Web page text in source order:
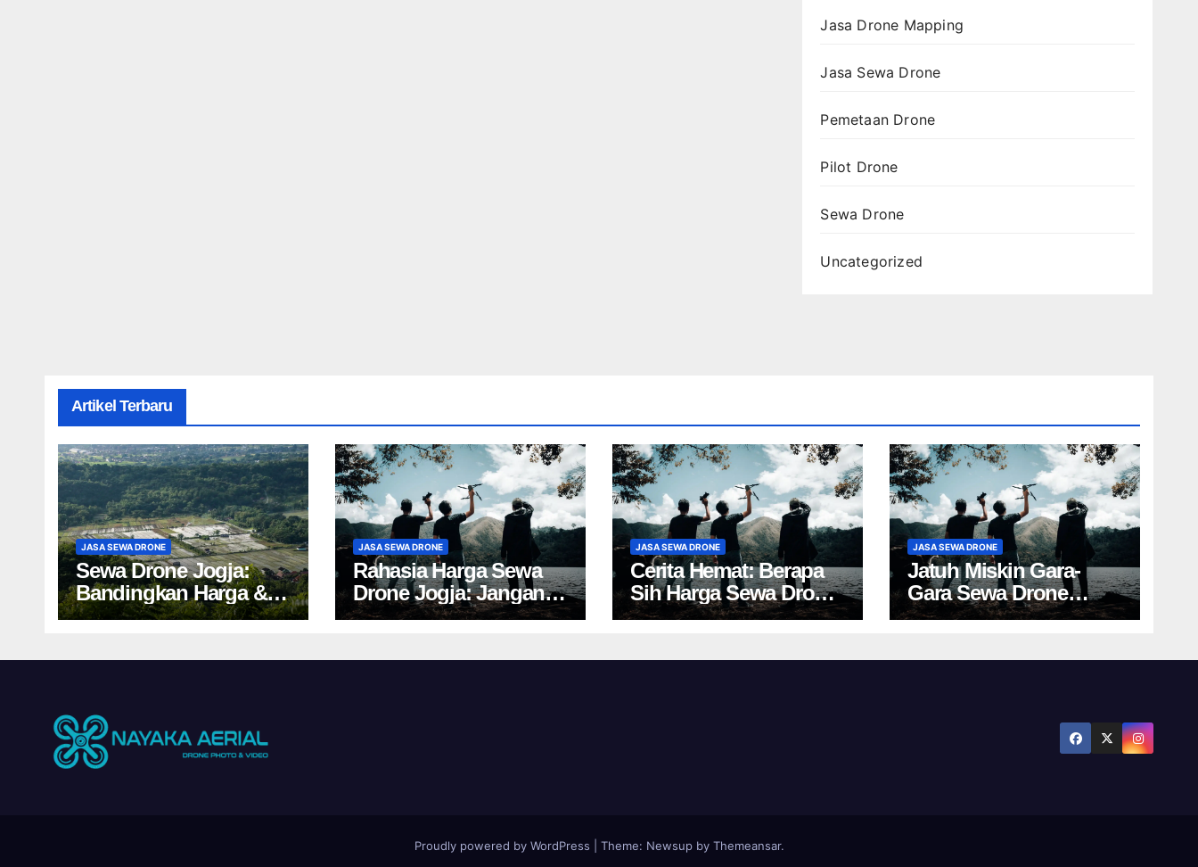
Jasa Drone Mapping
Jasa Sewa Drone
Pemetaan Drone
Pilot Drone
Sewa Drone
Uncategorized
Artikel Terbaru
JASA SEWA DRONE
Sewa Drone Jogja:
Bandingkan Harga &
Tips Cuan 2024!
JASA SEWA DRONE
Rahasia Harga Sewa
Drone Jogja: Jangan
Salah Pilih, Rugi!
JASA SEWA DRONE
Cerita Hemat: Berapa
Sih Harga Sewa Drone
Yogyakarta?
JASA SEWA DRONE
Jatuh Miskin Gara-
Gara Sewa Drone
Yogya? Cek Harga Ini!
Proudly powered by WordPress Theme: Newsupby Themeansar.